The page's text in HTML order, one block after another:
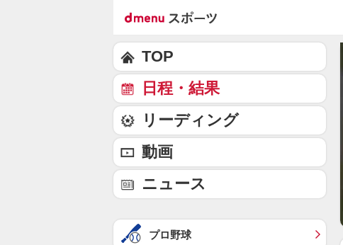
TOP
日程・結果
リーディング
動画
ニュース
プロ野球